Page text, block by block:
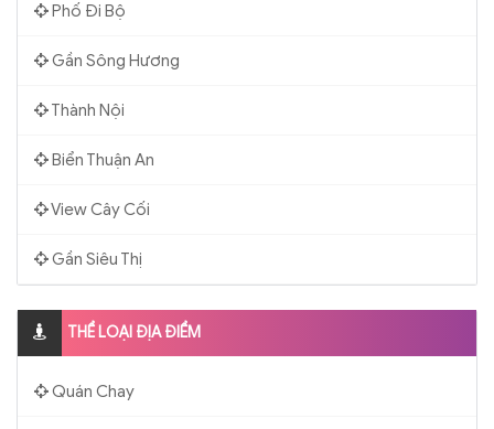
Phố Đi Bộ
Gần Sông Hương
Thành Nội
Biển Thuận An
View Cây Cối
Gần Siêu Thị
THỂ LOẠI ĐỊA ĐIỂM
Quán Chay